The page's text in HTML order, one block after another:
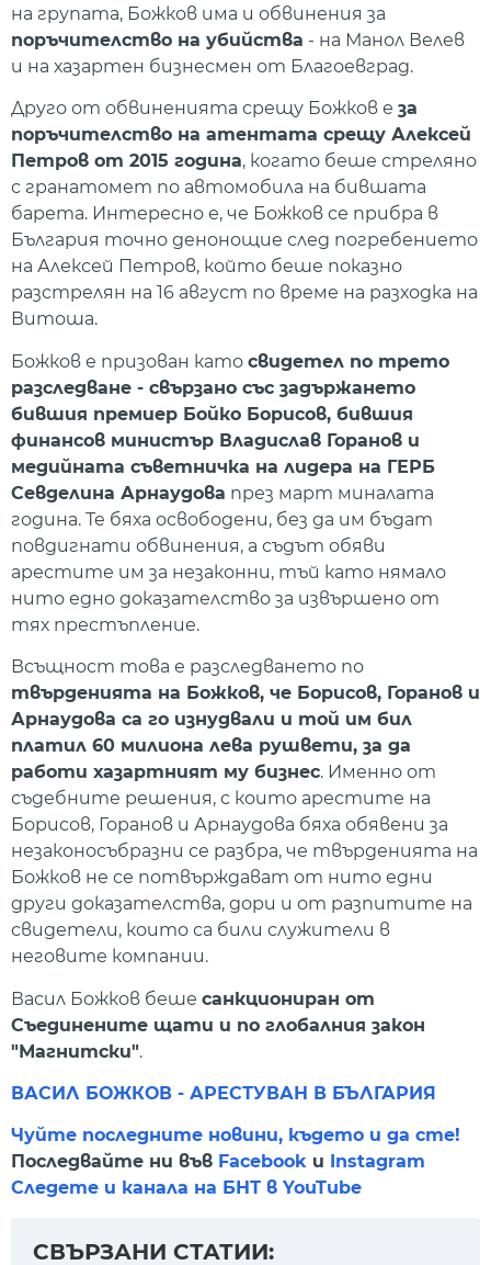
на групата, Божков има и обвинения за
поръчителство на убийства - на Манол Велев
и на хазартен бизнесмен от Благоевград.
Друго от обвиненията срещу Божков е за
поръчителство на атентата срещу Алексей
Петров от 2015 година, когато беше стреляно
с гранатомет по автомобила на бившата
барета. Интересно е, че Божков се прибра в
България точно денонощие след погребението
на Алексей Петров, който беше показно
разстрелян на 16 август по време на разходка на
Витоша.
Божков е призован като свидетел по трето
разследване - свързано със задържането
бившия премиер Бойко Борисов, бившия
финансов министър Владислав Горанов и
медийната съветничка на лидера на ГЕРБ
Севделина Арнаудова през март миналата
година. Те бяха освободени, без да им бъдат
повдигнати обвинения, а съдът обяви
арестите им за незаконни, тъй като нямало
нито едно доказателство за извършено от
тях престъпление.
Всъщност това е разследването по
твърденията на Божков, че Борисов, Горанов и
Арнаудова са го изнудвали и той им бил
платил 60 милиона лева рушвети, за да
работи хазартният му бизнес. Именно от
съдебните решения, с които арестите на
Борисов, Горанов и Арнаудова бяха обявени за
незаконосъбразни се разбра, че твърденията на
Божков не се потвърждават от нито едни
други доказателства, дори и от разпитите на
свидетели, които са били служители в
неговите компании.
Васил Божков беше санкциониран от
Съединените щати и по глобалния закон
"Магнитски".
ВАСИЛ БОЖКОВ - АРЕСТУВАН В БЪЛГАРИЯ
Чуйте последните новини, където и да сте!
Последвайте ни във Facebook и
Instagram
Следете и канала на БНТ в YouTube
СВЪРЗАНИ СТАТИИ: